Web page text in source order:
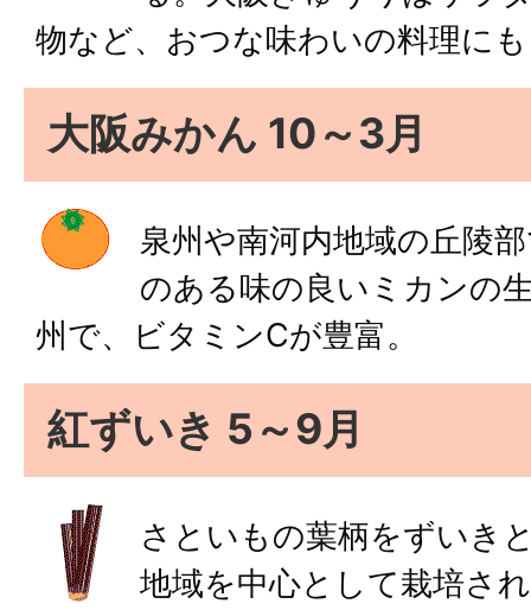
物など、おつな味わいの料理に
大阪みかん 10～3月
泉州や南河内地域の丘陵
のある味の良いミカンの
州で、ビタミンCが豊富。
紅ずいき 5～9月
さといもの葉柄をずいき
地域を中心として栽培さ